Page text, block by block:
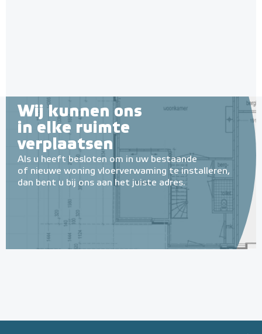
Wij kunnen ons
in elke ruimte
verplaatsen
Als u heeft besloten om in uw bestaande
of nieuwe woning vloerverwaming te installeren,
dan bent u bij ons aan het juiste adres.